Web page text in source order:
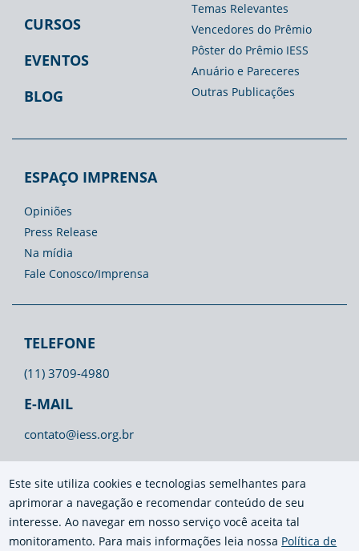
Este site utiliza cookies e tecnologias semelhantes para
aprimorar a navegação e recomendar conteúdo de seu
interesse. Ao navegar em nosso serviço você aceita tal
monitoramento. Para mais informações leia nossa Política de
CURSOS
EVENTOS
BLOG
Temas Relevantes
Vencedores do Prêmio
Pôster do Prêmio IESS
Anuário e Pareceres
Outras Publicações
ESPAÇO IMPRENSA
Opiniões
Press Release
Na mídia
Fale Conosco/Imprensa
TELEFONE
(11) 3709-4980
E-MAIL
contato@iess.org.br